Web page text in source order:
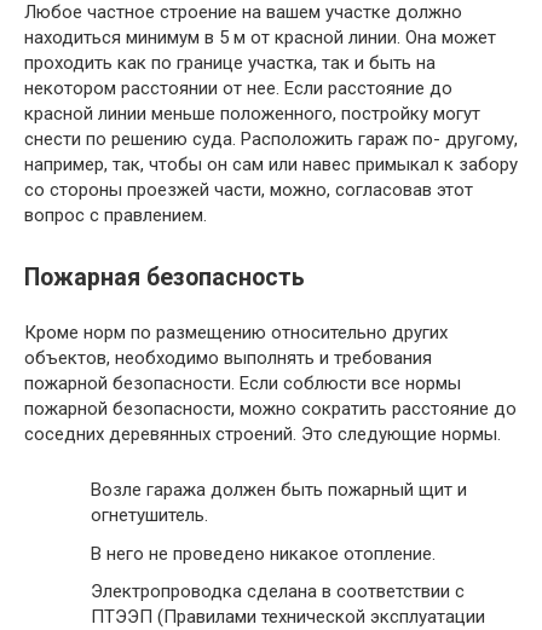
Любое частное строение на вашем участке должно
находиться минимум в 5 м от красной линии. Она может
проходить как по границе участка, так и быть на
некотором расстоянии от нее. Если расстояние до
красной линии меньше положенного, постройку могут
снести по решению суда. Расположить гараж по- другому,
например, так, чтобы он сам или навес примыкал к забору
со стороны проезжей части, можно, согласовав этот
вопрос с правлением.
Пожарная безопасность
Кроме норм по размещению относительно других
объектов, необходимо выполнять и требования
пожарной безопасности. Если соблюсти все нормы
пожарной безопасности, можно сократить расстояние до
соседних деревянных строений. Это следующие нормы.
Возле гаража должен быть пожарный щит и
огнетушитель.
В него не проведено никакое отопление.
Электропроводка сделана в соответствии с
ПТЭЭП (Правилами технической эксплуатации